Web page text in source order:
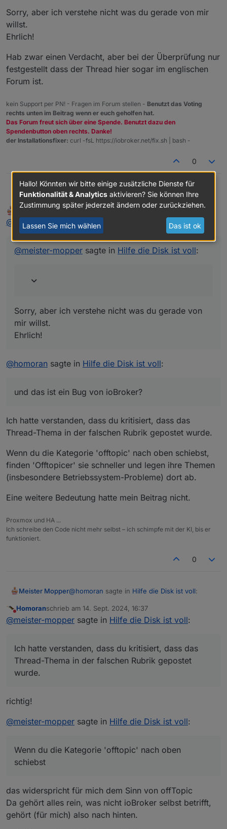
Sorry, aber ich verstehe nicht was du gerade von mir
willst.
Ehrlich!
Hab zwar einen Verdacht, aber bei der Überprüfung nur
festgestellt dass der Thread hier sogar im englischen
Forum ist.
kein Support per PN! - Fragen im Forum stellen - Benutzt das Voting
rechts unten im Beitrag wenn er euch geholfen hat.
Das Forum freut sich über eine Spende. Benutzt dazu den
Spendenbutton oben rechts. Danke!
der Installationsfixer: curl -fsL https://iobroker.net/fix.sh | bash -
0
Homoran@meister-moppersagte inHilfe die Disk ist voll:
Vielleicht schiebst du die offtopic-Kategorie und
das topic zum Betriebssystem mal an Pos1.
Der Mensch neigt dazu, beim Lesen von
Anfang bis zum Ende die Geduld zu verlieren
Sorry, aber ich verstehe nicht was du gerade von mir
willst.
Ehrlich!
Hab zwar einen Verdacht, aber bei der Überprüfung
Online
Meister Mopper MOST ACTIVE schrieb am14. Sept. 2024, 16:29
@ homoran sagte in Hilfe die Disk ist voll
@meister-mopper sagte in Hilfe die Disk ist voll:
Sorry, aber ich verstehe nicht was du gerade von
mir willst.
Ehrlich!
@homoran sagte in Hilfe die Disk ist voll:
und das ist ein Bug von ioBroker?
Ich hatte verstanden, dass du kritisiert, dass das
Thread-Thema in der falschen Rubrik gepostet wurde.
Wenn du die Kategorie 'offtopic' nach oben schiebst,
finden 'Offtopicer' sie schneller und legen ihre Themen
(insbesondere Betriebssystem-Probleme) dort ab.
Eine weitere Bedeutung hatte mein Beitrag nicht.
Proxmox und HA ...
Ich schreibe den Code nicht mehr selbst – ich schimpfe mit der KI, bis er
funktioniert.
0
Meister Mopper@homoran sagte in Hilfe die Disk ist voll:
@meister-moppersagte in Hilfe die Disk
Vielleicht schiebst du die offtopic-
Kategorie und das topic zum
Sorry, aber ich verstehe nicht was du
Ehrlich!
und das ist ein Bug von ioBroker?
schiebst, finden 'Offtopicer' sie schneller und
legen ihre Themen (insbesondere
Eine weitere Bedeutung hatte mein Beitrag
Nicht stören
Homoranschrieb am 14. Sept. 2024, 16:37
zuletzt editiert von
@meister-mopper sagte in Hilfe die Disk ist voll:
Ich hatte verstanden, dass du kritisiert, dass das
Thread-Thema in der falschen Rubrik gepostet
wurde.
richtig!
@meister-mopper sagte in Hilfe die Disk ist voll:
Wenn du die Kategorie 'offtopic' nach oben
schiebst
das widerspricht für mich dem Sinn von offTopic
Da gehört alles rein, was nicht ioBroker selbst betrifft,
gehört (für mich) also nach hinten.
Hallo! Könnten wir bitte einige zusätzliche Dienste für
Funktionalität & Analytics aktivieren? Sie können Ihre
Zustimmung später jederzeit ändern oder zurückziehen.
Lassen Sie mich wählen Das ist ok